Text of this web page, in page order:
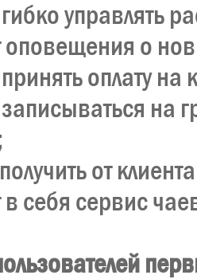
управлять
о
оплату
на
от
себя сервис